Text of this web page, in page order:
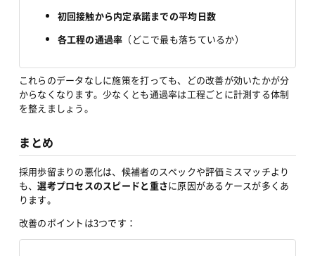
初回接触から内定承諾までの平均日数
各工程の通過率 （どこで最も落ちているか）
これらのデータなしに施策を打っても、どの改善が効いたかが分
からなくなります。少なくとも通過率は工程ごとに計測する体制
を整えましょう。
まとめ
採用歩留まりの悪化は、候補者のスペックや評価ミスマッチより
も、選考プロセスのスピードと重さに原因があるケースが多くあ
ります。
改善のポイントは3つです：